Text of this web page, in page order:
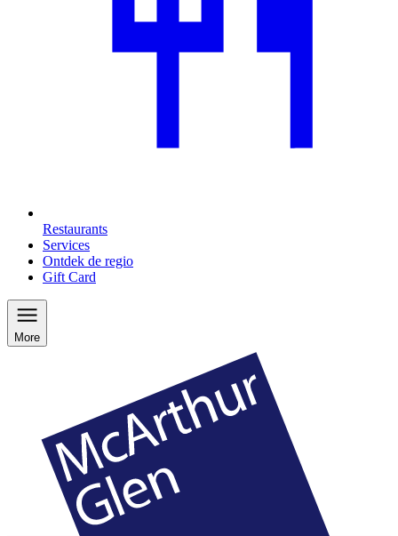
Restaurants
Services
Ontdek de regio
Gift Card
More